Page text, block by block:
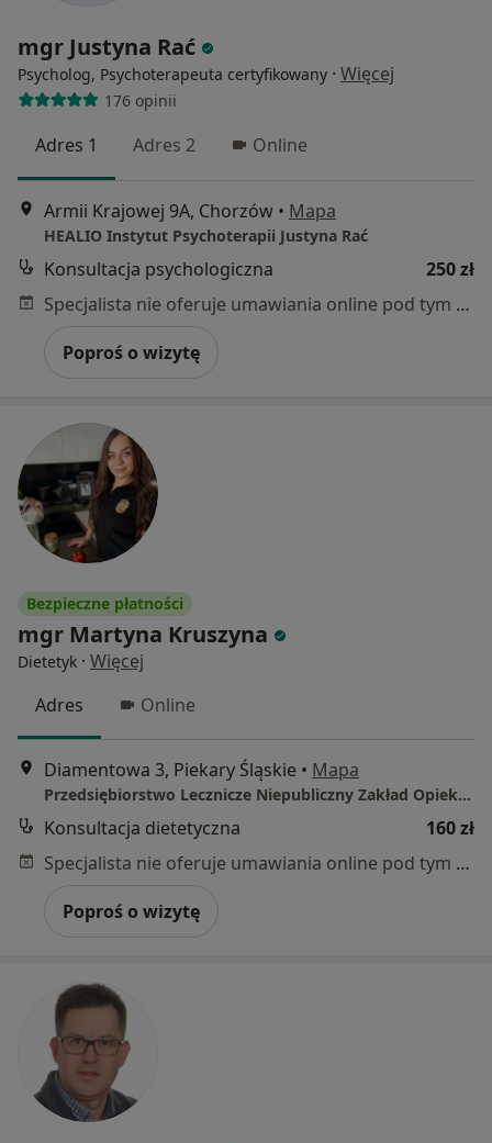
mgr Justyna Rać
Psycholog, Psychoterapeuta certyfikowany · Więcej
176 opinii
Adres 1 Adres 2 Online
Armii Krajowej 9A, Chorzów • Mapa
HEALIO Instytut Psychoterapii Justyna Rać
Konsultacja psychologiczna
250 zł
Specjalista nie oferuje umawiania online pod tym adresem.
Poproś o wizytę
Bezpieczne płatności
mgr Martyna Kruszyna
Dietetyk · Więcej
Adres
Online
Diamentowa 3, Piekary Śląskie • Mapa
Przedsiębiorstwo Lecznicze Niepubliczny Zakład Opieki Zdrowotnej Mental Punkt sp. z o.o.
Konsultacja dietetyczna
160 zł
Specjalista nie oferuje umawiania online pod tym adresem.
Poproś o wizytę